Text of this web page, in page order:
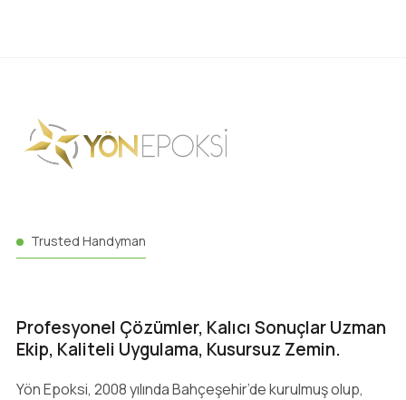
Trusted Handyman
Profesyonel Çözümler, Kalıcı Sonuçlar Uzman
Ekip, Kaliteli Uygulama, Kusursuz Zemin.
Yön Epoksi, 2008 yılında Bahçeşehir’de kurulmuş olup,